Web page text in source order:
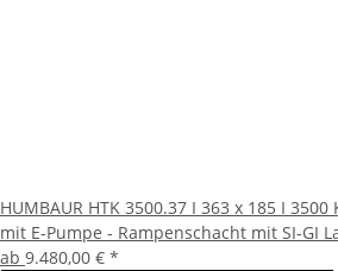
HUMBAUR HTK 3500.37 I 363 x 185 I
mit E-Pumpe - Rampenschacht mit SI-GI
ab 9.480,00 € *